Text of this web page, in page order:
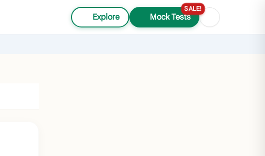
Explore Mock Tests
SALE!